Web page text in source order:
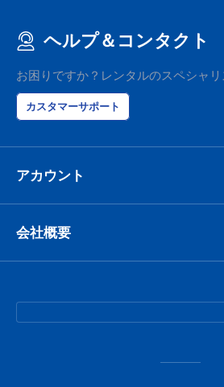
ヘルプ＆コンタクト
お困りですか？レンタルのスペシャリ
カスタマーサポート
アカウント
会社概要